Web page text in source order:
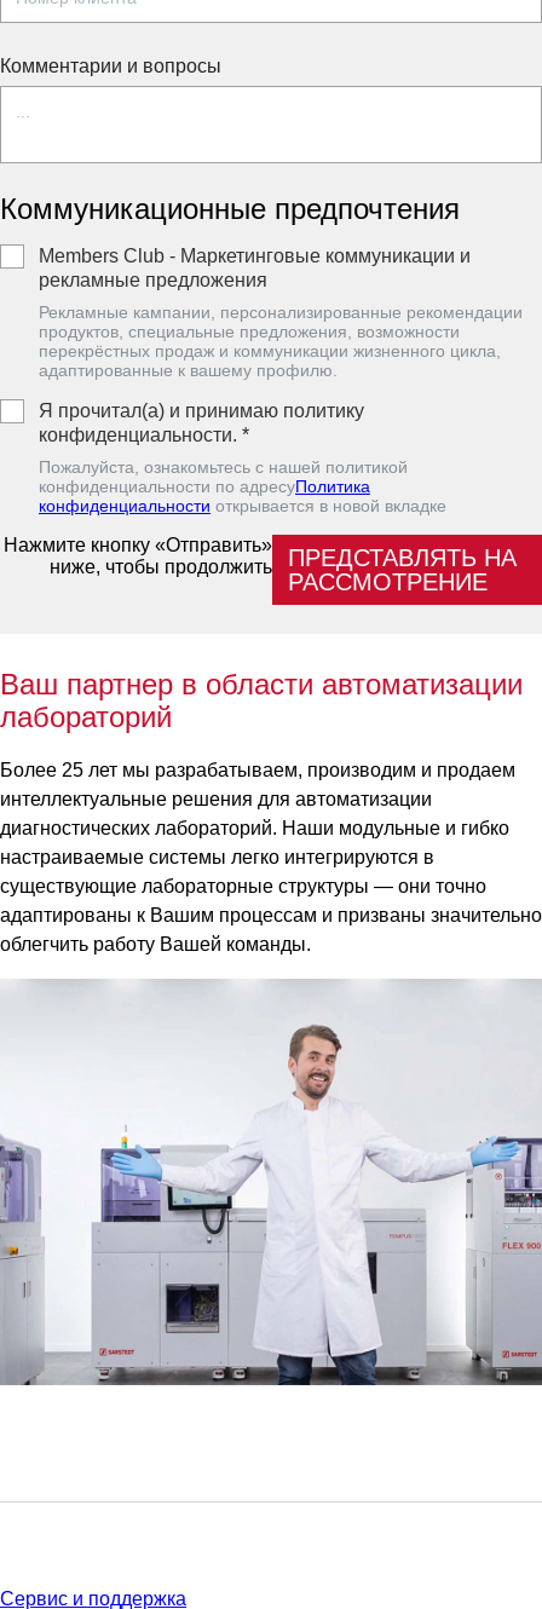
Комментарии и вопросы
Коммуникационные предпочтения
Members Club - Маркетинговые коммуникации и
рекламные предложения
Рекламные кампании, персонализированные рекомендации
продуктов, специальные предложения, возможности
перекрёстных продаж и коммуникации жизненного цикла,
адаптированные к вашему профилю.
Я прочитал(а) и принимаю политику
конфиденциальности. *
Пожалуйста, ознакомьтесь с нашей политикой
конфиденциальности по адресуПолитика
конфиденциальности oткрывается в новой вкладке
Нажмите кнопку «Отправить»
ниже, чтобы продолжить
ПРЕДСТАВЛЯТЬ НА
РАССМОТРЕНИЕ
Ваш партнер в области автоматизации
лабораторий
Более 25 лет мы разрабатываем, производим и продаем
интеллектуальные решения для автоматизации
диагностических лабораторий. Наши модульные и гибко
настраиваемые системы легко интегрируются в
существующие лабораторные структуры — они точно
адаптированы к Вашим процессам и призваны значительно
облегчить работу Вашей команды.
Сервис и поддержка